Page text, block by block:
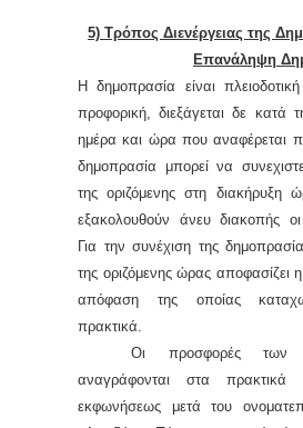
5) Τρόπος Διενέργειας της
Επανάληψη
Η δημοπρασία είναι
προφορική, διεξάγεται δε κατά
ημέρα και ώρα που αναφέρεται
δημοπρασία μπορεί να
της οριζόμενης στη διακήρυξη
εξακολουθούν άνευ διακοπής
Για την συνέχιση της
της οριζόμενης ώρας αποφασίζει
απόφαση της οποίας
πρακτικά.
Οι προσφορές των
αναγράφονται στα πρακτικά
εκφωνήσεως μετά του